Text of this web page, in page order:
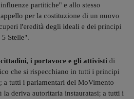
partitiche" e allo stesso
per la costituzione di un nuovo
l'eredità degli ideali e dei principi
Stelle".
i portavoce e gli attivisti di
che si rispecchiano in tutti i principi
a tutti i parlamentari del MoVimento
deriva autoritaria instauratasi; a tutti i